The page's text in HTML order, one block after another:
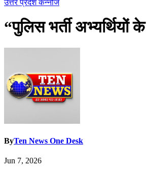
उत्तर प्रदेशकन्नौज
“पुलिस भर्ती
ByTen News One Desk
Jun 7, 2026